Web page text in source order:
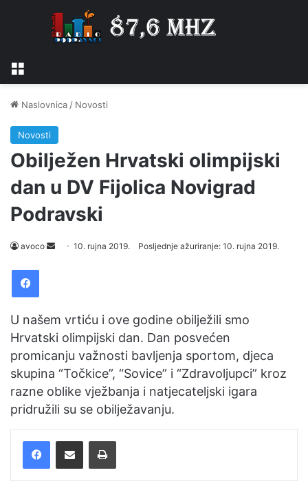
Izbornik
Naslovnica / Novosti
Novosti
Obilježen Hrvatski olimpijski
dan u DV Fijolica Novigrad
Podravski
avoco
Send10. rujna 2019. Posljednje ažuriranje: 10. rujna 2019.
Facebook
U našem vrtiću i ove godine obilježili smo
Hrvatski olimpijski dan. Dan posvećen
promicanju važnosti bavljenja sportom, djeca
skupina “Točkice”, “Sovice” i “Zdravoljupci” kroz
razne oblike vježbanja i natjecateljski igara
pridružili su se obilježavanju.
FacebookPodijelite putem e-pošte Ispis